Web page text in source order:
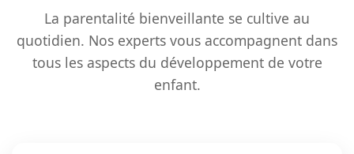
La parentalité bienveillante se cultive au
quotidien. Nos experts vous accompagnent dans
tous les aspects du développement de votre
enfant.